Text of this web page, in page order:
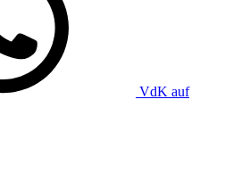
VdK auf